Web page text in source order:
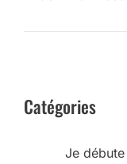
Catégories
Je débute